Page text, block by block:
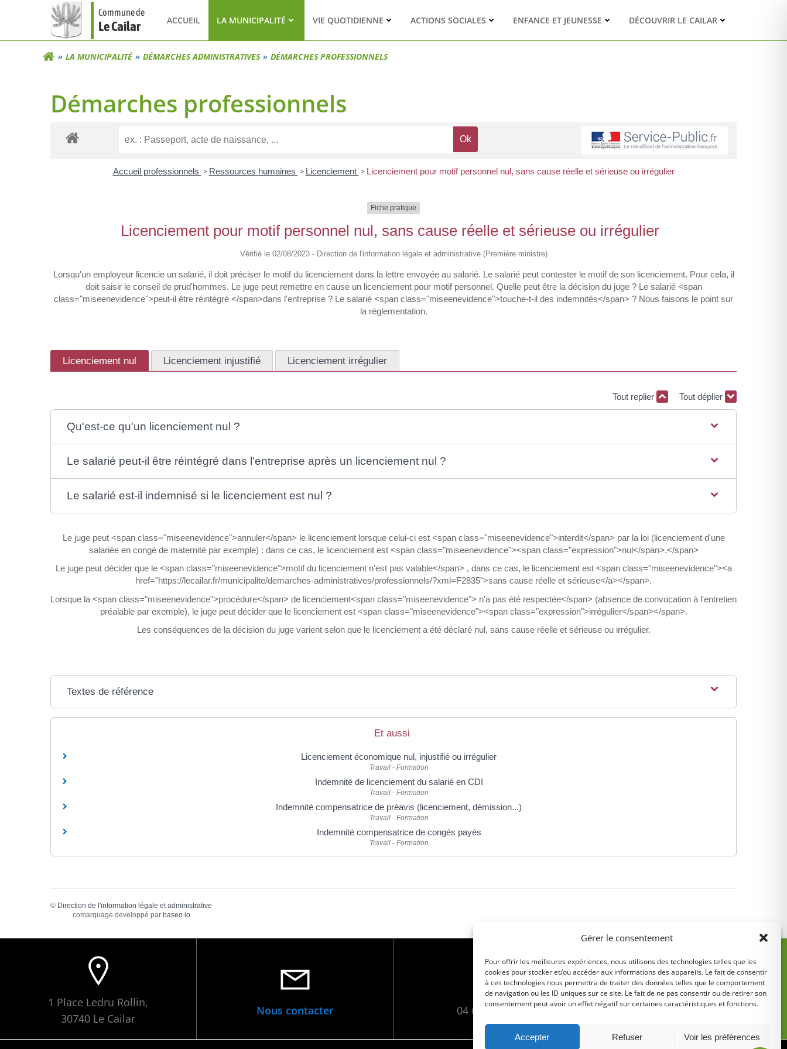
Gérer le consentement
Pour offrir les meilleures expériences, nous utilisons des technologies telles que les
cookies pour stocker et/ou accéder aux informations des appareils. Le fait de consentir
à ces technologies nous permettra de traiter des données telles que le comportement
de navigation ou les ID uniques sur ce site. Le fait de ne pas consentir ou de retirer son
consentement peut avoir un effet négatif sur certaines caractéristiques et fonctions.
Accepter Refuser Voir les préférences
Commune de
Le Cailar ACCUEIL LA MUNICIPALITÉ VIE QUOTIDIENNE ACTIONS SOCIALES ENFANCE ET JEUNESSE DÉCOUVRIR LE CAILAR
LA MUNICIPALITÉ DÉMARCHES ADMINISTRATIVES DÉMARCHES PROFESSIONNELS
Démarches professionnels
Accueil professionnels > Ressources humaines > Licenciement > Licenciement pour motif personnel nul, sans cause réelle et sérieuse ou irrégulier
Fiche pratique
Licenciement pour motif personnel nul, sans cause réelle et sérieuse ou irrégulier
Vérifié le 02/08/2023 - Direction de l'information légale et administrative (Première ministre)
Lorsqu'un employeur licencie un salarié, il doit préciser le motif du licenciement dans la lettre envoyée au salarié. Le salarié peut contester le motif de son licenciement. Pour cela, il
doit saisir le conseil de prud'hommes. Le juge peut remettre en cause un licenciement pour motif personnel. Quelle peut être la décision du juge ? Le salarié <span
class="miseenevidence">peut-il être réintégré </span>dans l'entreprise ? Le salarié <span class="miseenevidence">touche-t-il des indemnités</span> ? Nous faisons le point sur
la réglementation.
Licenciement nul Licenciement injustifié Licenciement irrégulier
Tout replier Tout déplier
Qu'est-ce qu'un licenciement nul ?
Le salarié peut-il être réintégré dans l'entreprise après un licenciement nul ?
Le salarié est-il indemnisé si le licenciement est nul ?
Le juge peut <span class="miseenevidence">annuler</span> le licenciement lorsque celui-ci est <span class="miseenevidence">interdit</span> par la loi (licenciement d'une
salariée en congé de maternité par exemple) : dans ce cas, le licenciement est <span class="miseenevidence"><span class="expression">nul</span>.</span>
Le juge peut décider que le <span class="miseenevidence">motif du licenciement n'est pas valable</span> , dans ce cas, le licenciement est <span class="miseenevidence"><a
href="https://lecailar.fr/municipalite/demarches-administratives/professionnels/?xml=F2835">sans cause réelle et sérieuse</a></span>.
Lorsque la <span class="miseenevidence">procédure</span> de licenciement<span class="miseenevidence"> n'a pas été respectée</span> (absence de convocation à l'entretien
préalable par exemple), le juge peut décider que le licenciement est <span class="miseenevidence"><span class="expression">irrégulier</span></span>.
Les conséquences de la décision du juge varient selon que le licenciement a été déclaré nul, sans cause réelle et sérieuse ou irrégulier.
Textes de référence
Et aussi
Licenciement économique nul, injustifié ou irrégulier
Travail - Formation
Indemnité de licenciement du salarié en CDI
Travail - Formation
Indemnité compensatrice de préavis (licenciement, démission...)
Travail - Formation
Indemnité compensatrice de congés payés
Travail - Formation
© Direction de l'information légale et administrative
comarquage developpé par baseo.io
1 Place Ledru Rollin,
30740 Le Cailar
Nous contacter 04 66 88 01 05